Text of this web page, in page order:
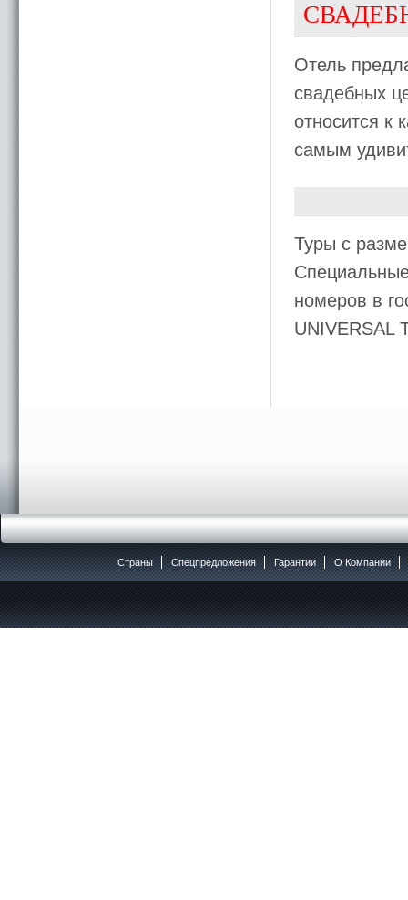
Отель
свадебных
относится к
самым
Туры с
номеров в
UNIVERSAL
Страны Спецпредложения Гарантии O Компании